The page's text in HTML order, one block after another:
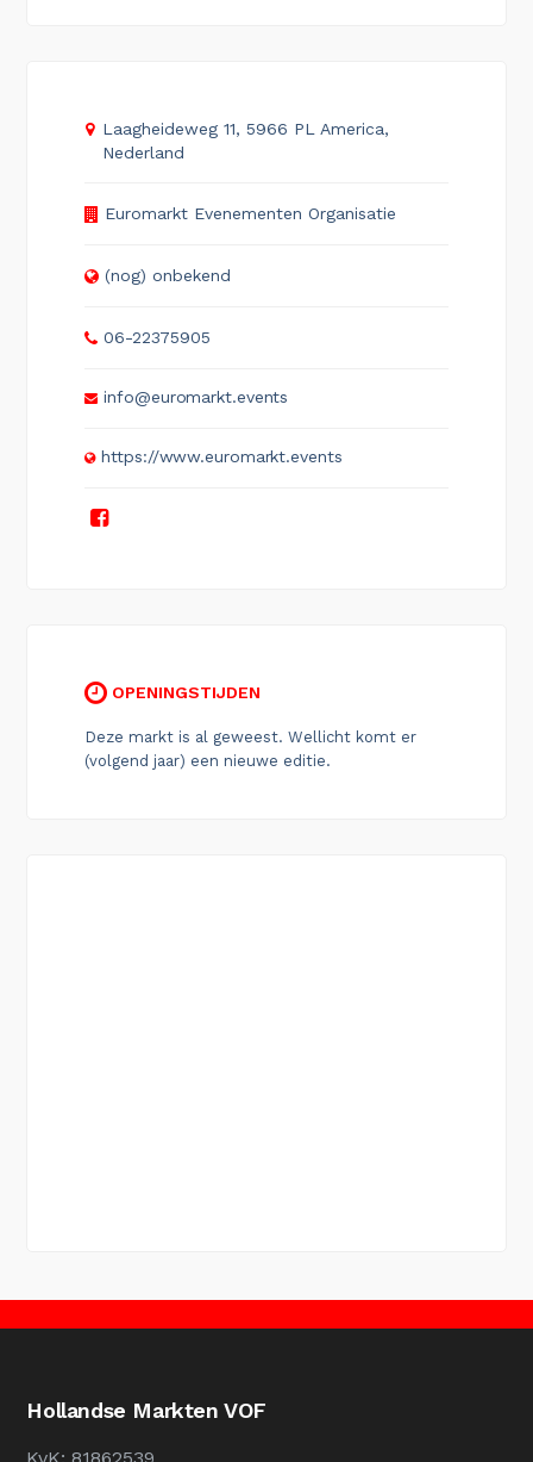
Laagheideweg 11, 5966 PL America,
Nederland
Euromarkt Evenementen Organisatie
(nog) onbekend
06-22375905
info@euromarkt.events
https://www.euromarkt.events
OPENINGSTIJDEN
Deze markt is al geweest. Wellicht komt er
(volgend jaar) een nieuwe editie.
Hollandse Markten VOF